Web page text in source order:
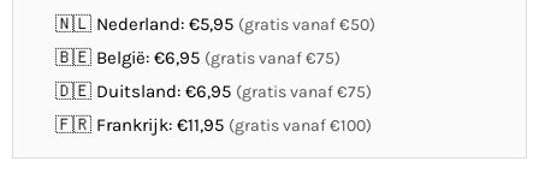
🇳🇱 Nederland: €5,95 (gratis vanaf €50)
🇧🇪 België: €6,95 (gratis vanaf €75)
🇩🇪 Duitsland: €6,95 (gratis vanaf €75)
🇫🇷 Frankrijk: €11,95 (gratis vanaf €100)